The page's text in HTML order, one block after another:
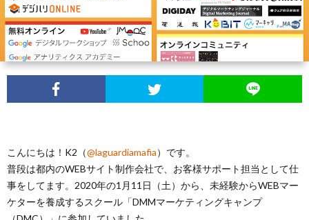
グ
ト
ス
タ
イ
ル
シ
ー
す
め
の
イ
ト
マ
プ
こんにちは！K2（@laguardiamafia）です。
普段は都内のWEBサイト制作会社で、お客様サポート担当として仕
事をしてます。2020年の1月11日（土）から、未経験からWEBマー
ケターを養成するスクール「DMMマーケティングキャンプ